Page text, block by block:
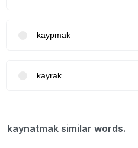
kaypmak
kayrak
kaynatmak similar words.